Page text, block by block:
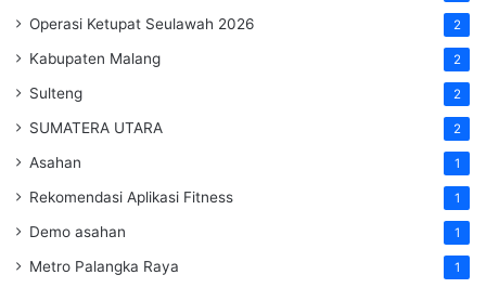
Operasi Ketupat Seulawah 2026 2
Kabupaten Malang 2
Sulteng 2
SUMATERA UTARA 2
Asahan 1
Rekomendasi Aplikasi Fitness 1
Demo asahan 1
Metro Palangka Raya 1